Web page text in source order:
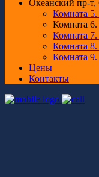
Океанский пр-т,
Комната
Комната
Комната 7.
Комната 8.
Комната 9.
Цены
Контакты